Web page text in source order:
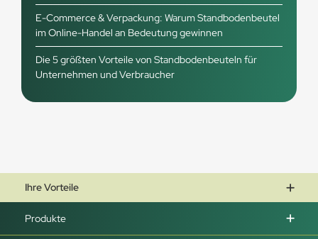
E-Commerce & Verpackung: Warum Standbodenbeutel
im Online-Handel an Bedeutung gewinnen
Die 5 größten Vorteile von Standbodenbeuteln für
Unternehmen und Verbraucher
Ihre Vorteile
Produkte